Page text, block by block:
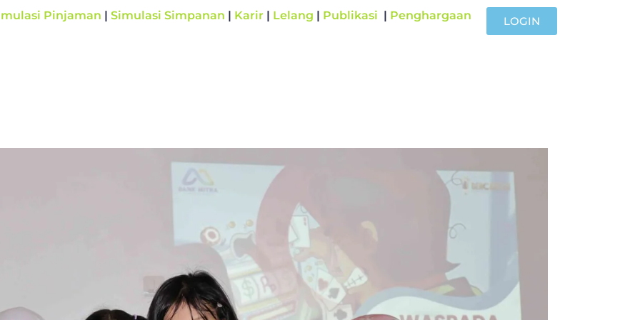
Pinjaman |Simulasi Simpanan | Karir | Lelang | Publikasi | Penghargaan LOGIN